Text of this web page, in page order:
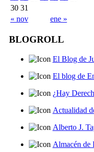
« nov ene »
30 31
BLOGROLL
El Blog de
El blog de
¿Hay
Actualidad
Alberto J.
Almacén de